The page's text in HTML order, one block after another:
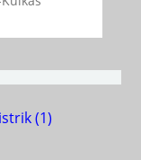
(1)